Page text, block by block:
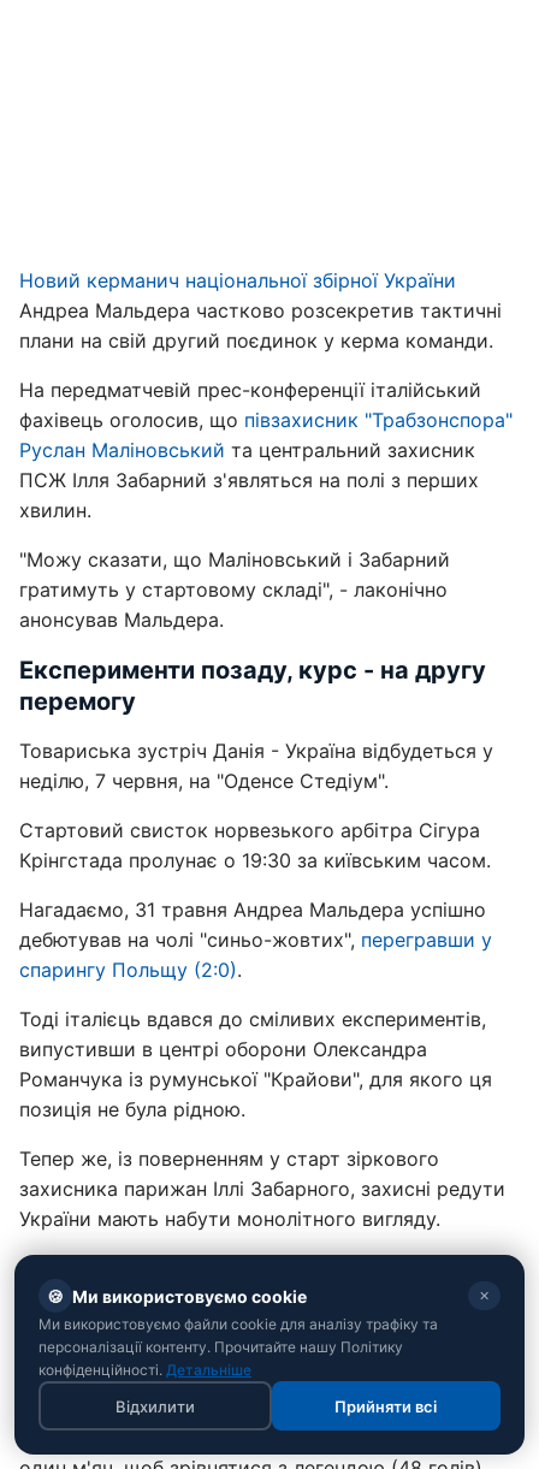
Новий керманич національної збірної України
Андреа Мальдера частково розсекретив тактичні
плани на свій другий поєдинок у керма команди.
На передматчевій прес-конференції італійський
фахівець оголосив, що півзахисник "Трабзонспора"
Руслан Маліновський та центральний захисник
ПСЖ Ілля Забарний з'являться на полі з перших
хвилин.
"Можу сказати, що Маліновський і Забарний
гратимуть у стартовому складі", - лаконічно
анонсував Мальдера.
Експерименти позаду, курс - на другу
перемогу
Товариська зустріч Данія - Україна відбудеться у
неділю, 7 червня, на "Оденсе Стедіум".
Стартовий свисток норвезького арбітра Сігура
Крінгстада пролунає о 19:30 за київським часом.
Нагадаємо, 31 травня Андреа Мальдера успішно
дебютував на чолі "синьо-жовтих", перегравши у
спарингу Польщу (2:0).
Тоді італієць вдався до сміливих експериментів,
випустивши в центрі оборони Олександра
Романчука із румунської "Крайови", для якого ця
позиція не була рідною.
Тепер же, із поверненням у старт зіркового
захисника парижан Іллі Забарного, захисні редути
України мають набути монолітного вигляду.
Окрім того, особлива увага прикута до капітана
Андрія Ярмоленка.
Забивши полякам, 36-річний вінгер став
найстаршим автором гола в історії збірної та
впритул наблизився до історичного рекорду Андрія
Шевченка - наразі лідеру "Динамо" потрібен лише
🍪 Ми використовуємо cookie ✕
Ми використовуємо файли cookie для аналізу трафіку та
персоналізації контенту. Прочитайте нашу Політику
конфіденційності. Детальніше
Відхилити Прийняти всі